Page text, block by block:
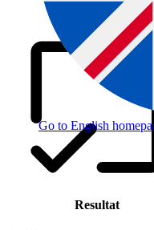
Go to English
Saksnummer
Resultat